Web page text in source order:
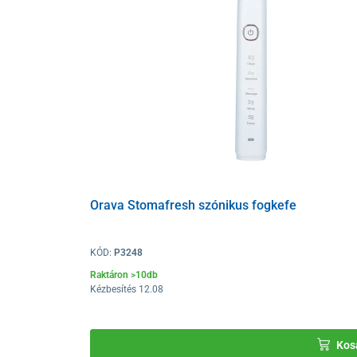
Orava Stomafresh szónikus fogkefe
KÓD: P3248
Raktáron >10db
Kézbesítés 12.08